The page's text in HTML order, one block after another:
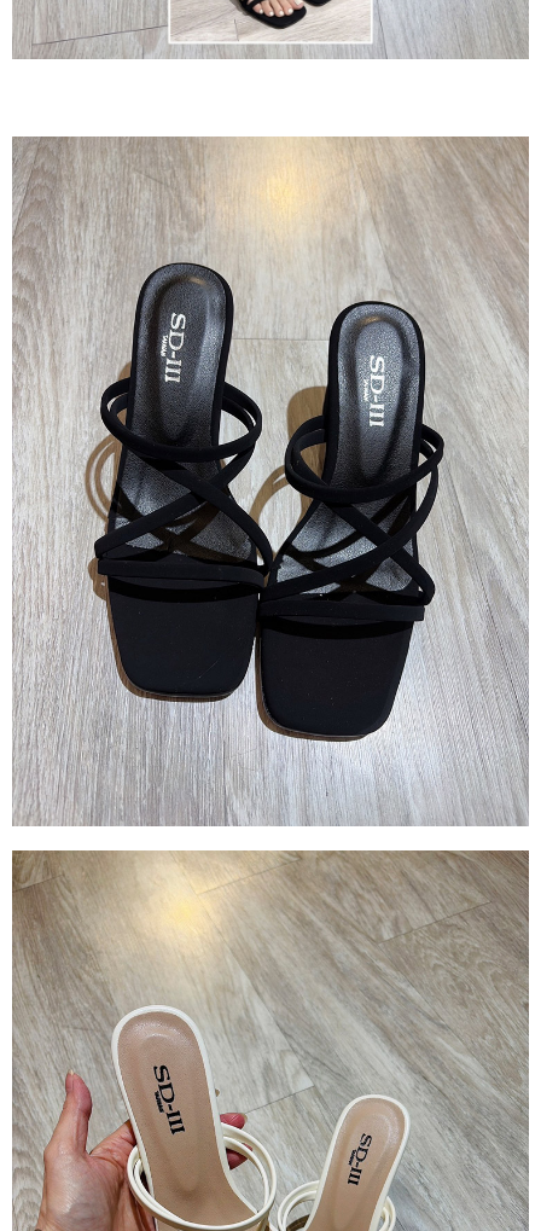
時審查核予不同之上限額度；若仍有額度不足之情形，本公司將視審查結果
請求用戶進行身份認證。
５．嚴禁一人註冊多個帳號或使用他人資訊註冊。若發現惡意使用之情形，